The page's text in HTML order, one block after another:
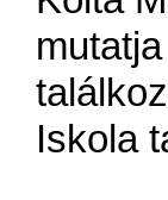
Iskola